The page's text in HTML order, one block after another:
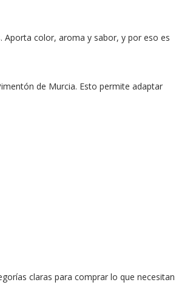
Aporta color, aroma y sabor, y por eso es
de Murcia. Esto permite adaptar
claras para comprar lo que necesitan